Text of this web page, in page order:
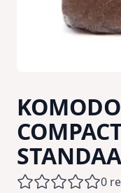
0